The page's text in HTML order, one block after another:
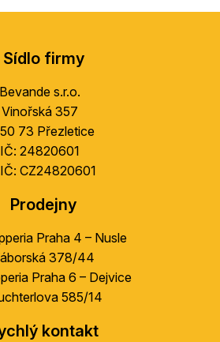
Sídlo firmy
Bevande s.r.o.
Vinořská 357
73 Přezletice
IČ: 24820601
CZ24820601
Prodejny
Praha 4 – Nusle
378/44
Praha 6 – Dejvice
585/14
kontakt